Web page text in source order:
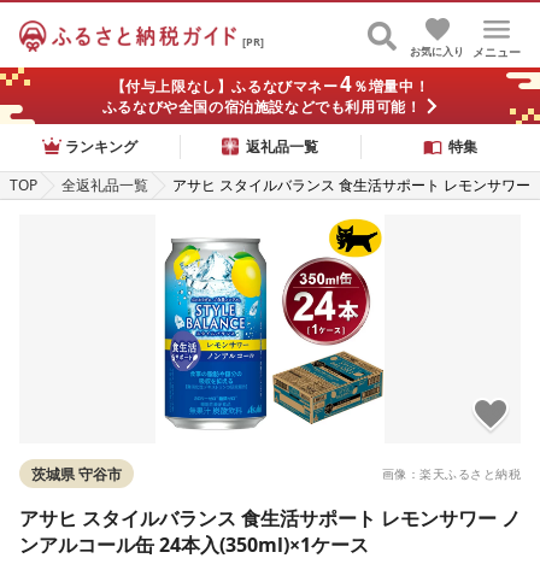
[PR]
メニュー
お気に入り
【付与上限なし】ふるなびマネー4％増量中！
ふるなびや全国の宿泊施設などでも利用可能！
ランキング
返礼品一覧
特集
TOP
全返礼品一覧
アサヒ スタイルバランス 食生活サポート レモンサワー
画像：楽天ふるさと納税
茨城県 守谷市
アサヒ スタイルバランス 食生活サポート レモンサワー ノ
ンアルコール缶 24本入(350ml)×1ケース